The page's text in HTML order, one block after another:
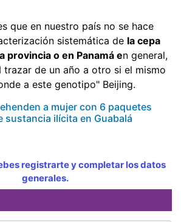
que en nuestro país no se hace
sistemática de la cepa
provincia o en Panamá en general,
de un año a otro si el mismo
a este genotipo" Beijing.
a mujer con 6 paquetes
sustancia ilícita en Guabalá
registrarte y completar los datos
generales.